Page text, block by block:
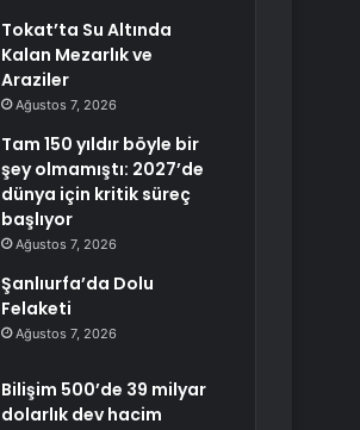
Tokat’ta Su Altında
Kalan Mezarlık ve
Araziler
Ağustos 7, 2026
Tam 150 yıldır böyle bir
şey olmamıştı: 2027’de
dünya için kritik süreç
başlıyor
Ağustos 7, 2026
Şanlıurfa’da Dolu
Felaketi
Ağustos 7, 2026
Bilişim 500’de 39 milyar
dolarlık dev hacim